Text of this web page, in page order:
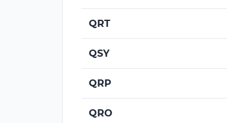
QRT
QSY
QRP
QRO